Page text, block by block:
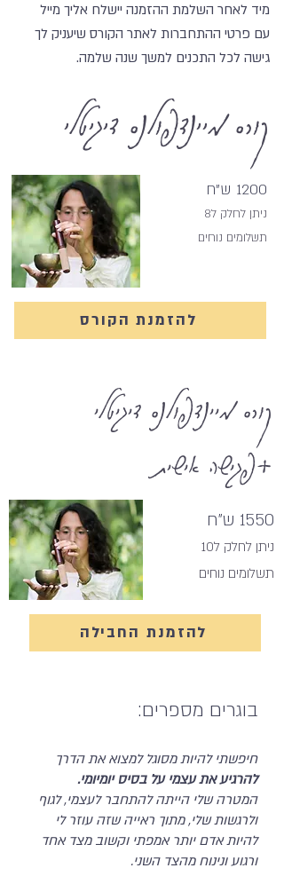
מיד לאחר השלמת ההזמנה יישלח אליך מייל
עם פרטי ההתחברות לאתר הקורס שיעניק לך
גישה לכל התכנים למשך שנה שלמה.
קורס מיינדפולנס דיגיטלי
1200 ש"ח
ניתן לחלק ל8
תשלומים נוחים
להזמנת הקורס
1550 ש"ח
ניתן לחלק ל10
תשלומים נוחים
להזמנת החבילה
קורס מיינדפולנס דיגיטלי
+פגישה אישית
בוגרים מספרים:
חיפשתי להיות מסוגל למצוא את הדרך
להרגיע את עצמי על בסיס יומיומי.
המטרה שלי הייתה להתחבר לעצמי, לגוף
ולרגשות שלי, מתוך ראייה שזה עוזר לי
להיות אדם יותר אמפתי וקשוב מצד אחד
ורגוע ונינוח מהצד השני.